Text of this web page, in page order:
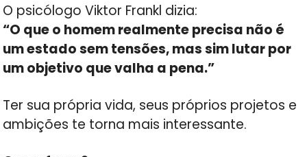
O psicólogo Viktor Frankl dizia:
“O que o homem realmente precisa não é
um estado sem tensões, mas sim lutar por
um objetivo que valha a pena.”
Ter sua própria vida, seus próprios projetos e
ambições te torna mais interessante.